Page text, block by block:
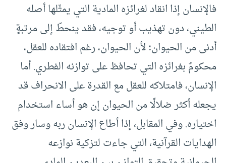
فالإنسان إذا انقاد لغرائزه المادية التي يمثّلها أصله
الطيني، دون تهذيب أو توجيه، فقد ينحطّ إلى مرتبةٍ
أدنى من الحيوان؛ لأن الحيوان، رغم افتقاده للعقل،
محكومٌ بغرائزه التي تحافظ على توازنه الفطري. أما
الإنسان، فامتلاكه للعقل مع القدرة على الانحراف قد
يجعله أكثر ضلالًا من الحيوان إن هو أساء استخدام
اختياره. وفي المقابل، إذا أطاع الإنسان ربه وسار وفق
الهدايات القرآنية، التي جاءت لتزكية نوازعه